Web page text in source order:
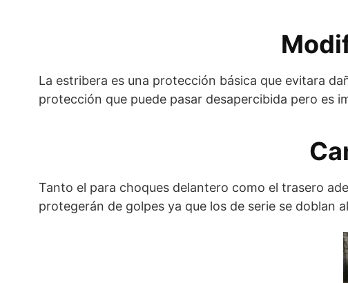
La estribera es una protección básica que evitara
protección que puede pasar desapercibida pero es
Tanto el para choques delantero como el trasero
protegerán de golpes ya que los de serie se doblan